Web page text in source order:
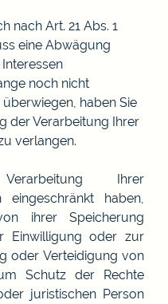
nach Art. 21 Abs. 1
eine Abwägung
noch nicht
haben Sie
der Verarbeitung Ihrer
verlangen.
Ihrer
eingeschränkt haben,
ihrer Speicherung
Einwilligung oder zur
oder Verteidigung von
Schutz der Rechte
juristischen Person